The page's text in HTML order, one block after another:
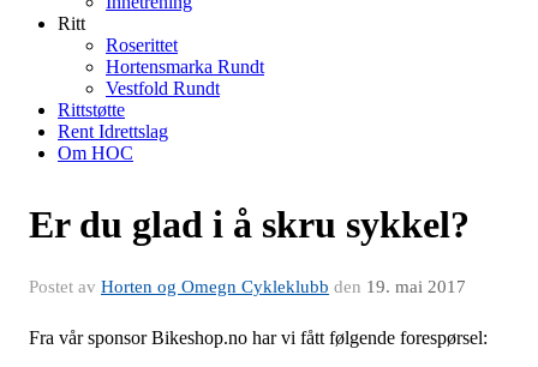
Ritt
Roserittet
Hortensmarka Rundt
Vestfold Rundt
Rittstøtte
Rent Idrettslag
Om HOC
Er du glad i å skru sykkel?
Postet av Horten og Omegn Cykleklubb den 19. mai 2017
Fra vår sponsor Bikeshop.no har vi fått følgende forespørsel: